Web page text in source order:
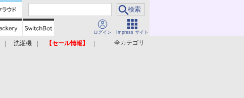
ログイン Impress サイト
全カテゴリ
洗濯機
【セール情報】